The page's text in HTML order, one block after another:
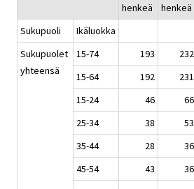
henkeä
henkeä
Sukupuoli
Ikäluokka
Sukupuolet
yhteensä
15-74 193 232
15-64
192 231
15-24
46 66
25-34
38 53
35-44
28 36
45-54
43 36